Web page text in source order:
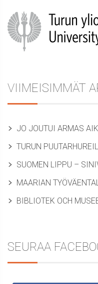
Sidebar
VIIMEISIMMÄT
JO JOUTUI ARMAS
TURUN
SUOMEN LIPPU –
MAARIAN
BIBLIOTEK OCH
SEURAA